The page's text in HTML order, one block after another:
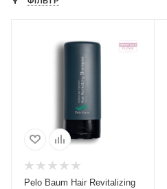
Pelo Baum Hair Revitalizing